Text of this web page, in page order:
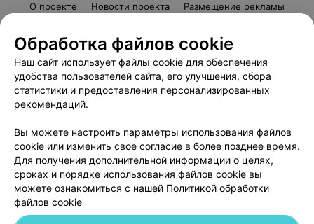
О проекте Новости проекта
Размещение рекламы
Пользовательское соглашение
Способы оплаты
Вакансии
Партнеры
Написать руководителю 103.by
Обработка персональных данных
Обработка файлов cookie
Наш сайт использует файлы cookie для обеспечения
удобства пользователей сайта, его улучшения, сбора
статистики и предоставления персонализированных
рекомендаций.
Вы можете настроить параметры использования файлов
cookie или изменить свое согласие в более позднее время.
Для получения дополнительной информации о целях,
сроках и порядке использования файлов cookie вы
можете ознакомиться с нашей Политикой обработки
файлов cookie